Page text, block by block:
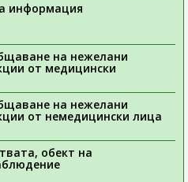
информация
на нежелани
от медицински
на нежелани
от немедицински лица
обект на